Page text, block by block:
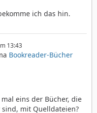
ich das hin.
13:43
Bookreader-Bücher
eins der Bücher, die
mit Quelldateien?